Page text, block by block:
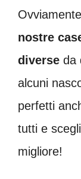
nostre
diverse da
alcuni
perfetti
tutti e
migliore!